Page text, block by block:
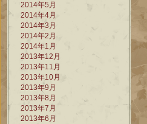
2014年5月
2014年4月
2014年3月
2014年2月
2014年1月
2013年12月
2013年11月
2013年10月
2013年9月
2013年8月
2013年7月
2013年6月